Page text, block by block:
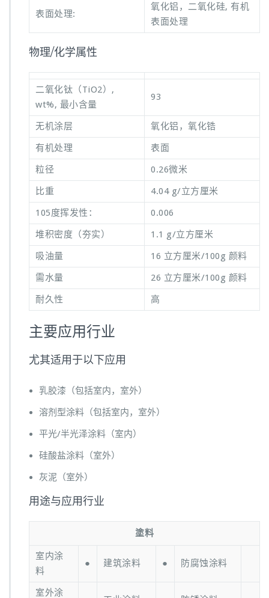
表面处理:
氧化铝，二氧化硅, 有机
表面处理
物理/化学属性
二氧化钛（TiO2）,
wt%, 最小含量
93
无机涂层
氧化铝，氧化锆
有机处理
表面
粒径
0.26微米
比重
4.04 g/立方厘米
105度挥发性：
0.006
堆积密度（夯实）
1.1 g/立方厘米
吸油量
16 立方厘米/100g 颜料
需水量
26 立方厘米/100g 颜料
耐久性
高
主要应用行业
尤其适用于以下应用
乳胶漆（包括室内，室外）
溶剂型涂料（包括室内，室外）
平光/半光泽涂料（室内）
硅酸盐涂料（室外）
灰泥（室外）
用途与应用行业
塗料
室内涂
料
● 建筑涂料 ● 防腐蚀涂料
室外涂